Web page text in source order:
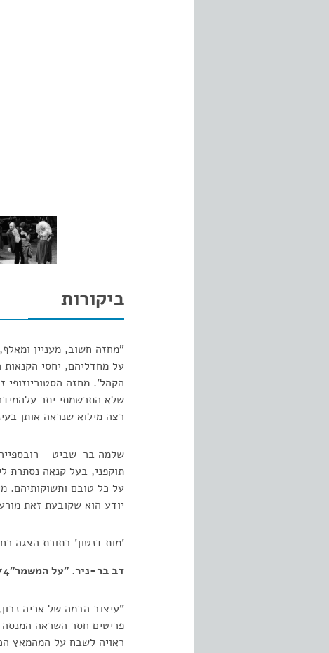
ביקורות
"מחזה חשוב, מעניין
על מחדליהם, יחסי
הקהל'. מחזה הסטוריוזופי
שלא התרשמתי יתר
רצה מילוא שנראה אותן
שלמה בר-שביט - רובספייר
תוקפני, בעל קנאה נסתרת
על כל טובם ותשוקותיהם.
יודע הוא שקובעת זאת
'מות דנטון' בתורת הצגה
דב בר-ניר. "על המשמר"10.071974
"עיצוב הבמה של אריה
פריטים חסר השראה המנסה
ראויה לשבח על המהמאץ